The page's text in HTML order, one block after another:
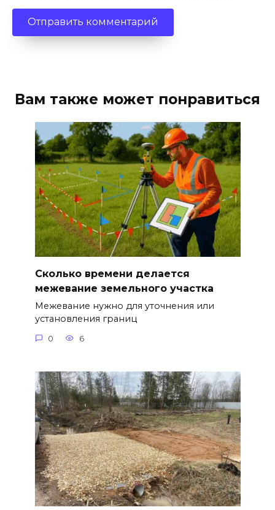
Вам также может понравиться
Сколько времени делается
межевание земельного участка
Межевание нужно для уточнения или
установления границ
0 6